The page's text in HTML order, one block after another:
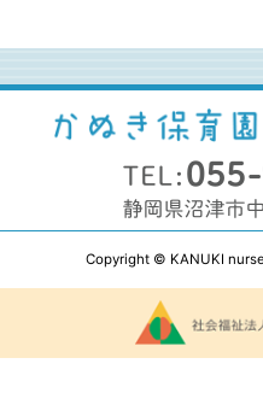
Copyright © KANUKI